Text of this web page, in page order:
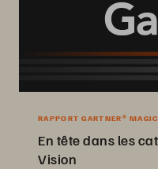
RAPPORT GARTNER®
En tête dans les
Vision